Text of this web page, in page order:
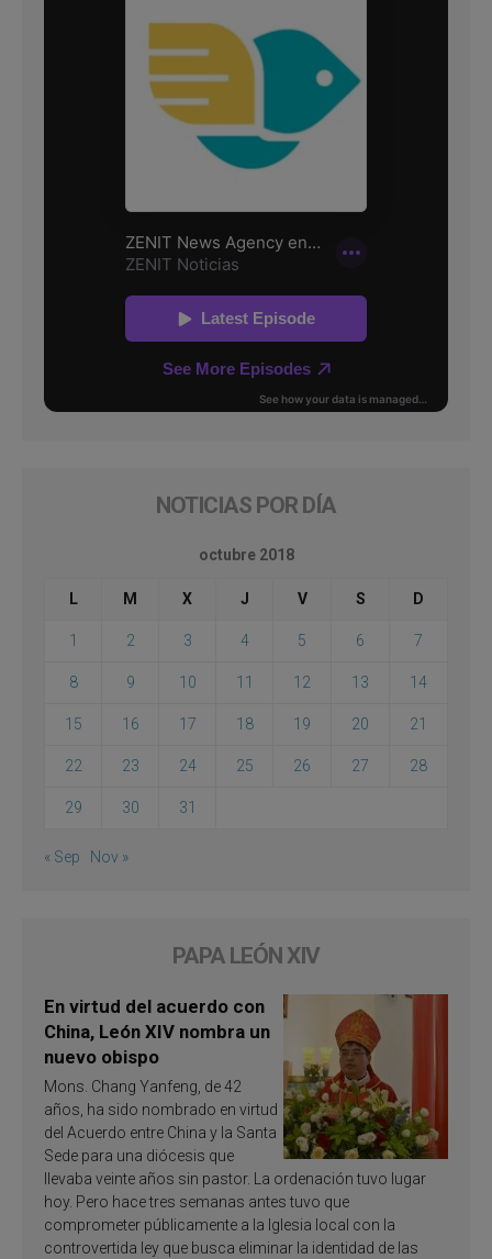
NOTICIAS POR DÍA
octubre 2018
L M X J V S D
1 2 3 4 5 6 7
8 9 10 11 12 13 14
15 16 17 18 19 20 21
22 23 24 25 26 27 28
29 30 31
« Sep Nov »
PAPA LEÓN XIV
En virtud del acuerdo con
China, León XIV nombra un
nuevo obispo
Mons. Chang Yanfeng, de 42
años, ha sido nombrado en virtud
del Acuerdo entre China y la Santa
Sede para una diócesis que
llevaba veinte años sin pastor. La ordenación tuvo lugar
hoy. Pero hace tres semanas antes tuvo que
comprometer públicamente a la Iglesia local con la
controvertida ley que busca eliminar la identidad de las